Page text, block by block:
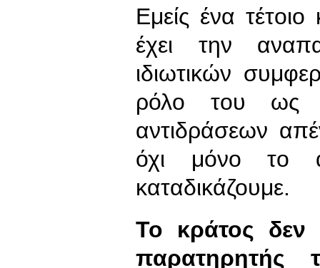
Εμείς ένα
έχει την
ιδιωτικών
ρόλο του ως
αντιδράσεων
όχι μόνο το
καταδικάζουμε.
Το κράτος δεν
παρατηρητής